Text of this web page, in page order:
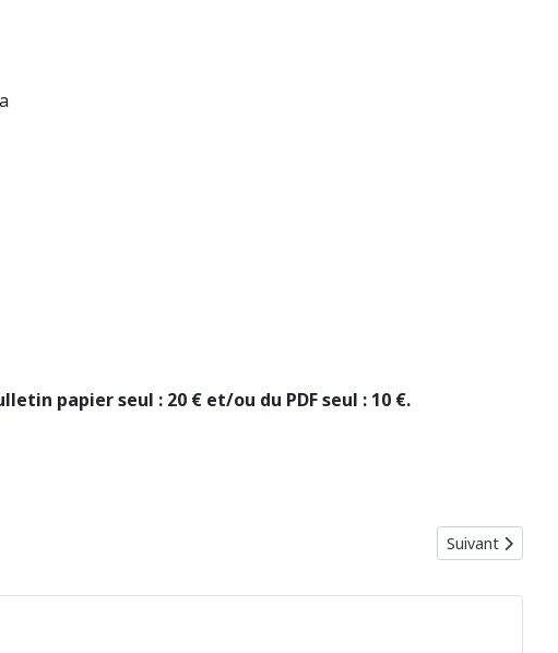
papier seul : 20 € et/ou du PDF seul : 10 €.
Article suivant
Suivant